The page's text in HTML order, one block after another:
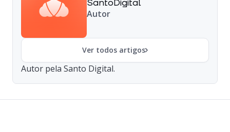
SantoDigital
Autor
Ver todos artigos
Autor pela Santo Digital.